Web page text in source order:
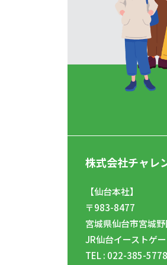
株式会社チャレ
【仙台本社】
〒983-8477
宮城県仙台市宮城
JR仙台イーストゲ
TEL : 022-385-5778